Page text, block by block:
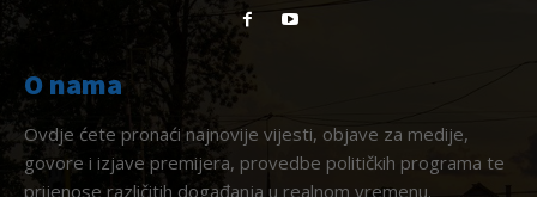
O nama
Ovdje ćete pronaći najnovije vijesti, objave za medije,
govore i izjave premijera, provedbe političkih programa te
prijenose različitih događanja u realnom vremenu.